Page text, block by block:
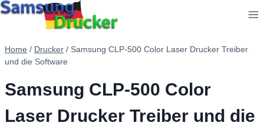
Zum
Home / Drucker / Samsung CLP-500 Color Laser Drucker Treiber
und die Software
Samsung CLP-500 Color
Laser Drucker Treiber und die